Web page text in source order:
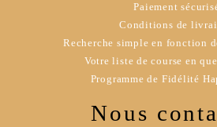
Paiement
Conditions de
Recherche simple en fonction
Votre liste de course en
Programme de Fidélité
Nous